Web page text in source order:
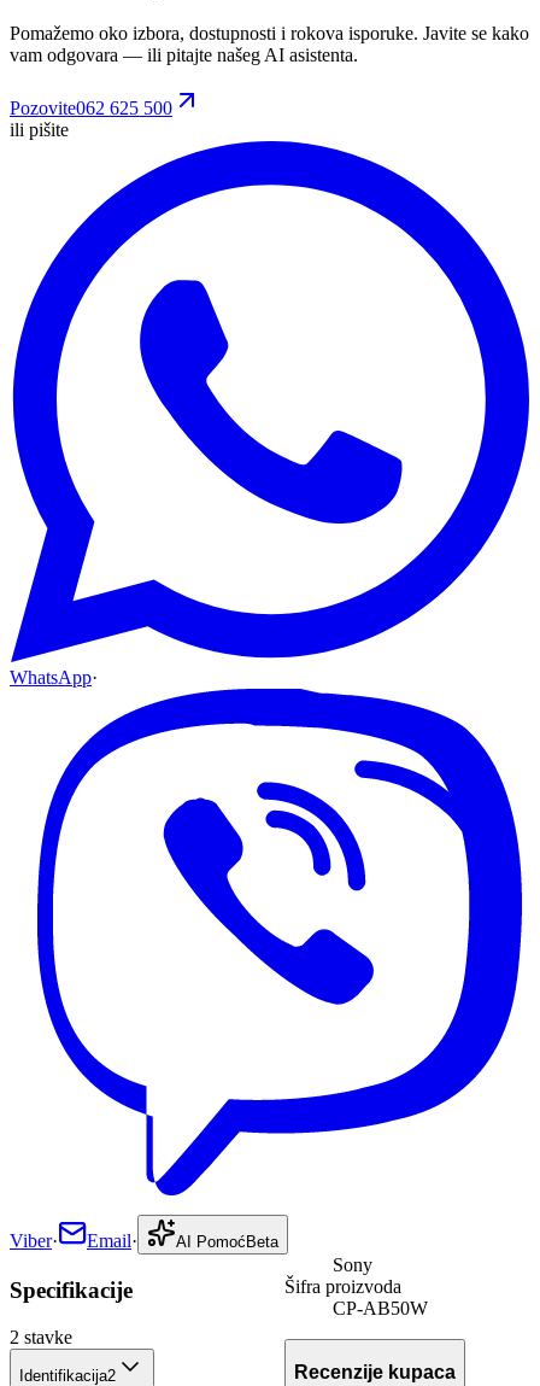
Pomažemo oko izbora, dostupnosti i rokova isporuke. Javite se kako
vam odgovara — ili pitajte našeg AI asistenta.
Pozovite062 625 500
ili pišite
WhatsApp·
Viber· Email· AI Pomoć Beta
Specifikacije
2 stavke
Identifikacija2
Sony
Šifra proizvoda
CP-AB50W
Recenzije kupaca